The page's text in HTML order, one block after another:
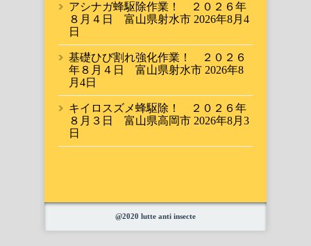
アシナガ蜂駆除作業！ ２０２６年
８月４日 富山県射水市 2026年8月4
日
基礎ひび割れ強化作業！ ２０２６
年８月４日 富山県射水市 2026年8
月4日
キイロスズメ蜂駆除！ ２０２６年
８月３日 富山県高岡市 2026年8月3
日
@2020 lutte anti insecte